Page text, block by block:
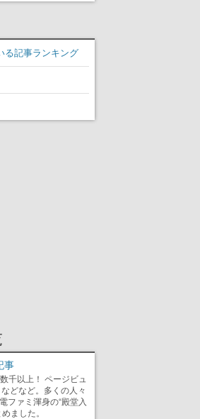
る記事ランキング
事
千以上！ ページビュ
どなど。多くの人々
ファミ渾身の“殿堂入
ました。